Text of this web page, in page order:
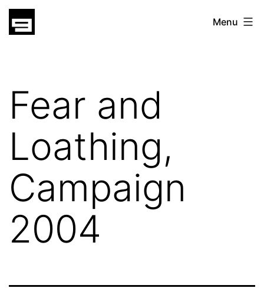
Skip
gatsu
Menu
Fear and
Loathing,
Campaign
2004